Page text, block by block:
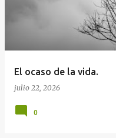
El ocaso de la vida.
julio 22, 2026
0